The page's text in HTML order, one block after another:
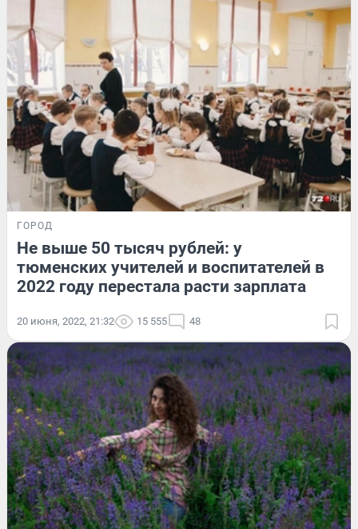
ГОРОД
Не выше 50 тысяч рублей: у
тюменских учителей и воспитателей в
2022 году перестала расти зарплата
20 июня, 2022, 21:32 15 555 48